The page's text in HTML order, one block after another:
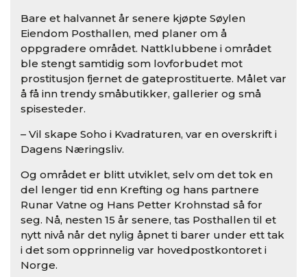
Bare et halvannet år senere kjøpte Søylen
Eiendom Posthallen, med planer om å
oppgradere området. Nattklubbene i området
ble stengt samtidig som lovforbudet mot
prostitusjon fjernet de gateprostituerte. Målet var
å få inn trendy småbutikker, gallerier og små
spisesteder.
– Vil skape Soho i Kvadraturen, var en overskrift i
Dagens Næringsliv.
Og området er blitt utviklet, selv om det tok en
del lenger tid enn Krefting og hans partnere
Runar Vatne og Hans Petter Krohnstad så for
seg. Nå, nesten 15 år senere, tas Posthallen til et
nytt nivå når det nylig åpnet ti barer under ett tak
i det som opprinnelig var hovedpostkontoret i
Norge.